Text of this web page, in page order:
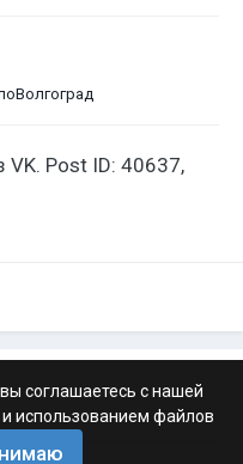
VK. Post ID: 40637,
соглашаетесь с нашей
и использованием файлов